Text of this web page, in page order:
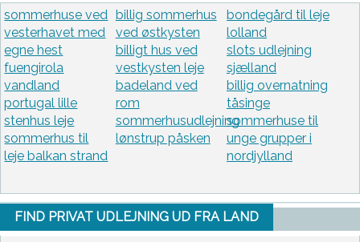
sommerhuse ved
vesterhavet med
egne hest
fuengirola
vandland
portugal lille
stenhus leje
sommerhus til
leje balkan strand
billig sommerhus
ved østkysten
billigt hus ved
vestkysten leje
badeland ved
rom
sommerhusudlejning
lønstrup påsken
bondegård til leje
lolland
slots udlejning
sjælland
billig overnatning
tåsinge
sommerhuse til
unge grupper i
nordjylland
FIND PRIVAT UDLEJNING UD FRA LAND